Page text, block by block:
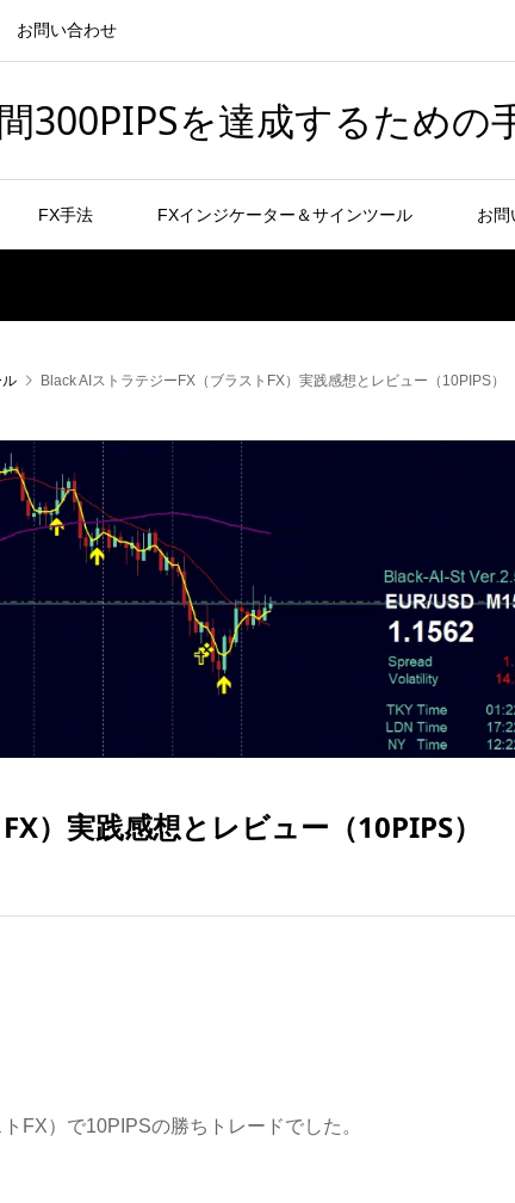
お問い合わせ
300PIPSを達成するための
FX手法 FXインジケーター＆サインツール お問
Black AIストラテジーFX（ブラストFX）実践感想とレビュー（10PIPS）
）実践感想とレビュー（10PIPS）
FX）で10PIPSの勝ちトレードでした。